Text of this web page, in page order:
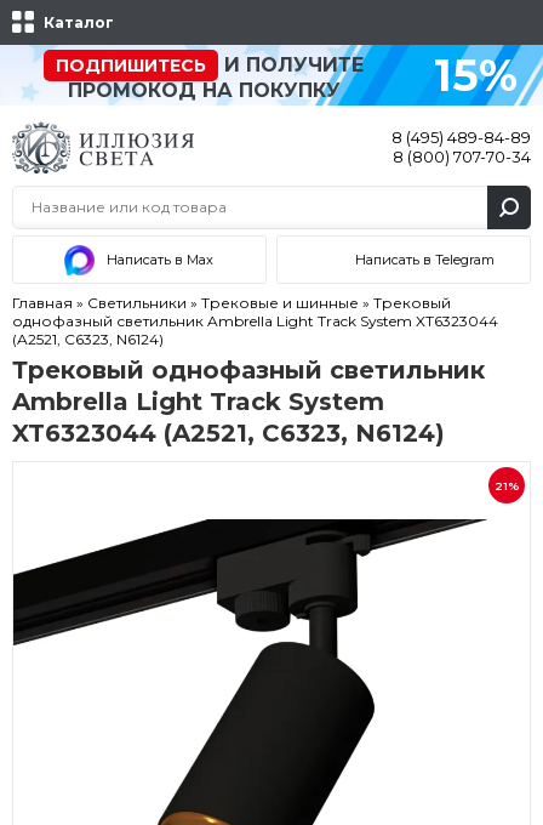
Каталог
ПОДПИШИТЕСЬ
И ПОЛУЧИТЕ
ПРОМОКОД НА ПОКУПКУ
15%
8 (495) 489-84-89
8 (800) 707-70-34
Написать в Max Написать в Telegram
Главная » Светильники » Трековые и шинные » Трековый
однофазный светильник Ambrella Light Track System XT6323044
(A2521, C6323, N6124)
Трековый однофазный светильник
Ambrella Light Track System
XT6323044 (A2521, C6323, N6124)
21%